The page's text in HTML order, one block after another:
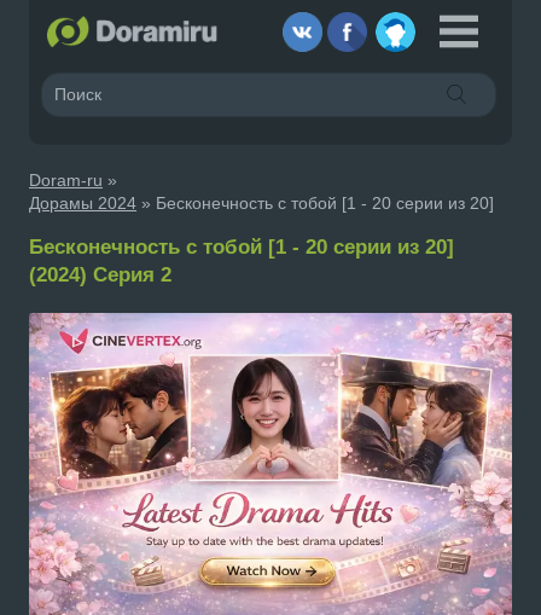
Doram-ru »
Дорамы 2024 » Бесконечность с тобой [1 - 20 серии из 20]
Бесконечность с тобой [1 - 20 серии из 20]
(2024) Серия 2